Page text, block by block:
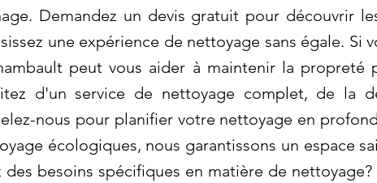
Demandez un devis gratuit pour découvrir
une expérience de nettoyage sans égale. Si
peut vous aider à maintenir la propreté
d'un service de nettoyage complet, de la
nous pour planifier votre nettoyage en
écologiques, nous garantissons un espace
des besoins spécifiques en matière de